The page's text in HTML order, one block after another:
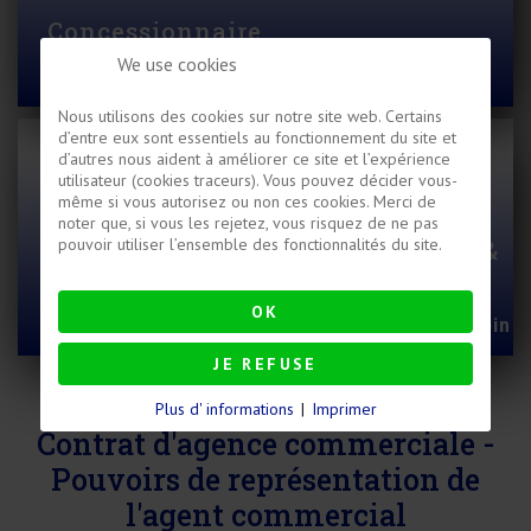
Concessionnaire
et le contrat de concession
Droit de la concurrence allemand &
Des moyens équitables permettent d'aller loin
Contrat d'agence commerciale -
Pouvoirs de représentation de
l'agent commercial
We use cookies
Nous utilisons des cookies sur notre site web. Certains
d’entre eux sont essentiels au fonctionnement du site et
d’autres nous aident à améliorer ce site et l’expérience
utilisateur (cookies traceurs). Vous pouvez décider vous-
même si vous autorisez ou non ces cookies. Merci de
noter que, si vous les rejetez, vous risquez de ne pas
pouvoir utiliser l’ensemble des fonctionnalités du site.
OK
JE REFUSE
Plus d' informations | Imprimer